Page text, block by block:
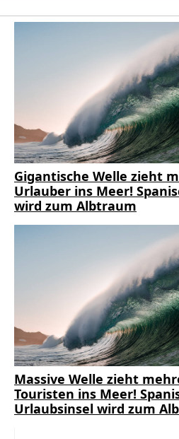
Gigantische Welle zieht
Urlauber ins Meer!
wird zum Albtraum
Massive Welle zieht
Touristen ins Meer!
Urlaubsinsel wird zum